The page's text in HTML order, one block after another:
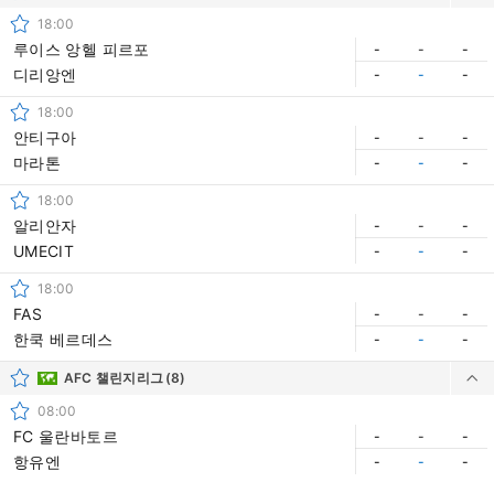
18:00
루이스 앙헬 피르포
디리앙엔
- -
-
-
- -
18:00
안티구아
마라톤
- -
-
-
- -
18:00
알리안자
UMECIT
- -
-
-
- -
18:00
FAS
한쿡 베르데스
- -
-
-
- -
AFC 챌린지리그 (8)
08:00
FC 울란바토르
항유엔
- -
-
-
- -